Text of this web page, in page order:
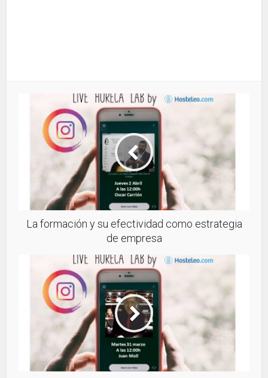
La formación y su efectividad como estrategia
de empresa